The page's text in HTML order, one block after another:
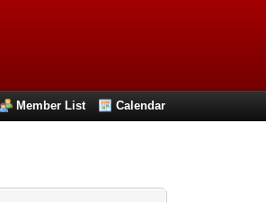
Member List Calendar